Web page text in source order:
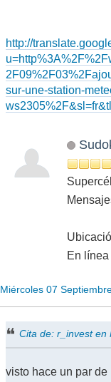
http://
sur-une-station-
En línea
Miércoles 07
Cita de: r_invest en
visto hace un par